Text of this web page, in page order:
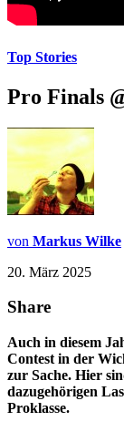
Top Stories
Pro Finals
von Markus Wilke
20. März 2025
Share
Auch in diesem
Contest in der
zur Sache. Hier
dazugehörigen
Proklasse.